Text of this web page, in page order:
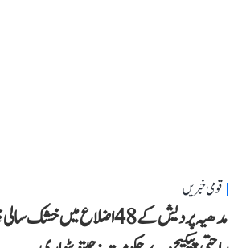
قومی خبریں
مدھیہ پردیش کے 48 اضلاع میں